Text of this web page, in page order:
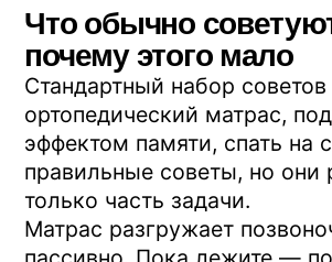
освобождается от веса сильнее, чем в
горизонтали. Межпозвонковые диски
получают возможность расправиться.
Включение глубоких мышц.В
разгруженном положении можно делать
короткие точные движения, которые
запускают те самые стабилизаторы. Они
начинают держать позвоночник ровно —
и ночью, и днём.
Это базовый принципметодики
Евминова . Профилактор —
ортопедический тренажёр: наклонная
плоскость из амортизирующей сосны с